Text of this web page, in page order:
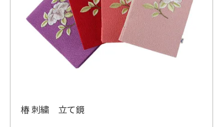
椿 刺繍 立て鏡